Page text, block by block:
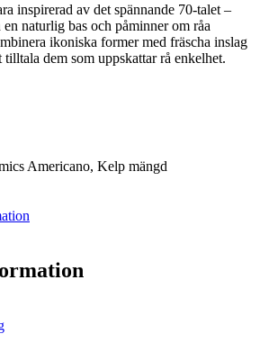
inspirerad av det spännande 70-talet –
naturlig bas och påminner om råa
ikoniska former med fräscha inslag
dem som uppskattar rå enkelhet.
Americano, Kelp mängd